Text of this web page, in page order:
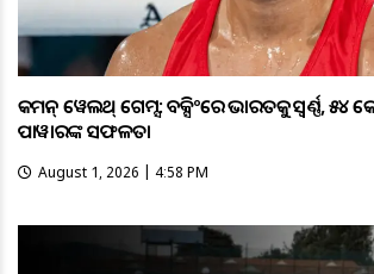
କମନ୍ ୱେଲଥ୍ ଗେମ୍ସ: ବକ୍ସିଂରେ ଭାରତକୁ ସ୍ବର୍ଣ୍ଣ, ୫୪
ପାୱାରଙ୍କ ସଫଳତା
August 1, 2026 | 4:58 PM